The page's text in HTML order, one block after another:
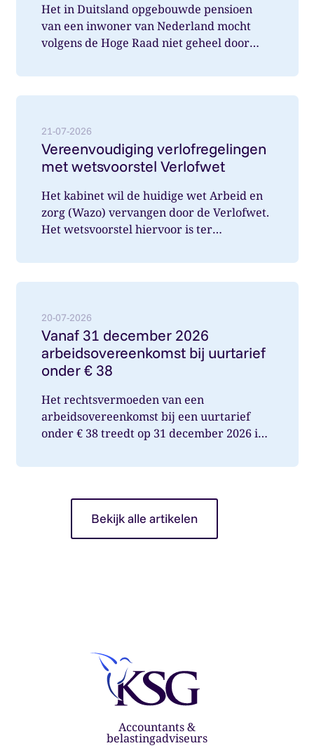
Het in Duitsland opgebouwde pensioen
van een inwoner van Nederland mocht
volgens de Hoge Raad niet geheel door
21-07-2026
Vereenvoudiging verlofregelingen
met wetsvoorstel Verlofwet
Het kabinet wil de huidige wet Arbeid en
zorg (Wazo) vervangen door de Verlofwet.
Het wetsvoorstel hiervoor is ter
20-07-2026
Vanaf 31 december 2026
arbeidsovereenkomst bij uurtarief
onder € 38
Het rechtsvermoeden van een
arbeidsovereenkomst bij een uurtarief
onder € 38 treedt op 31 december 2026 in
Bekijk alle artikelen
Accountants &
belastingadviseurs